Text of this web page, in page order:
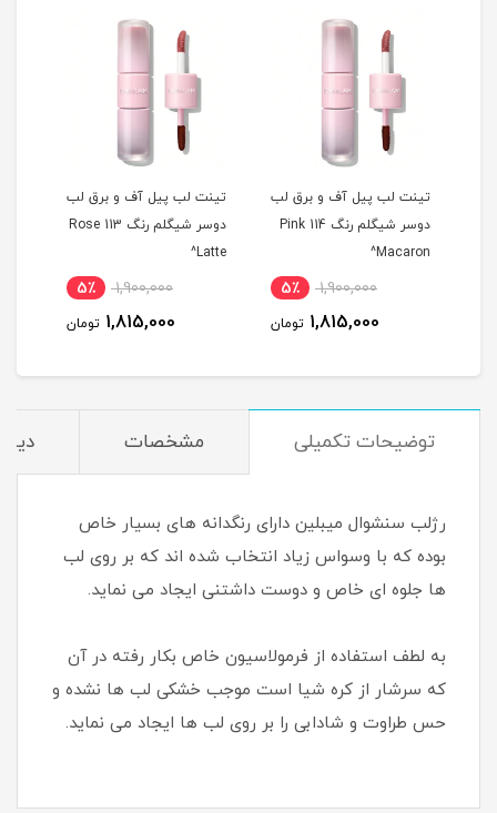
تینت لب پیل آف و برق لب
دوسر شیگلم رنگ 114 Pink
Macaron^
1,900,000 5٪
1,815,000 تومان
تینت لب پیل آف و برق لب
دوسر شیگلم رنگ 113 Rose
Latte^
1,900,000 5٪
1,815,000 تومان
توضیحات تکمیلی مشخصات
رژلب سنشوال میبلین دارای رنگدانه های بسیار خاص
بوده که با وسواس زیاد انتخاب شده اند که بر روی لب
ها جلوه ای خاص و دوست داشتنی ایجاد می نماید.
به لطف استفاده از فرمولاسیون خاص بکار رفته در آن
که سرشار از کره شیا است موجب خشکی لب ها نشده و
حس طراوت و شادابی را بر روی لب ها ایجاد می نماید.